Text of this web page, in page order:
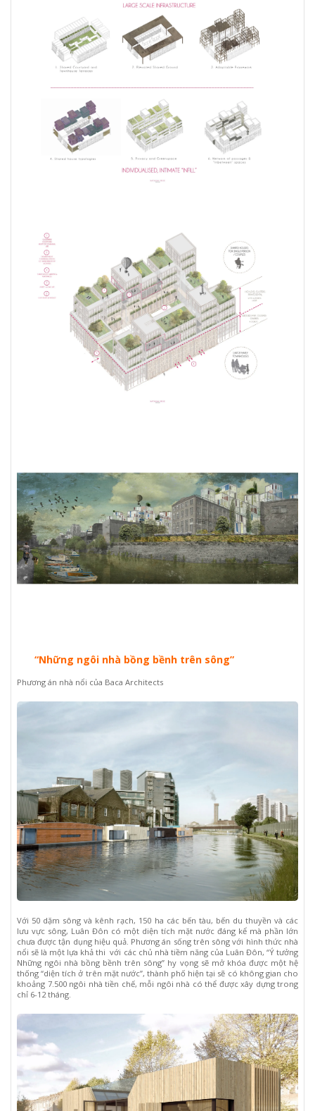
“Những ngôi nhà bồng bềnh trên sông”
Phương án nhà nổi của Baca Architects
Với 50 dặm sông và kênh rạch, 150 ha các bến tàu, bến du thuyền và các
lưu vực sông, Luân Đôn có một diện tích mặt nước đáng kể mà phần lớn
chưa được tận dụng hiệu quả. Phương án sống trên sông với hình thức nhà
nổi sẽ là một lựa khả thi với các chủ nhà tiềm năng của Luân Đôn, “Ý tưởng
Những ngôi nhà bồng bềnh trên sông” hy vọng sẽ mở khóa được một hệ
thống “diện tích ở trên mặt nước”, thành phố hiện tại sẽ có không gian cho
khoảng 7.500 ngôi nhà tiền chế, mỗi ngôi nhà có thể được xây dựng trong
chỉ 6-12 tháng.